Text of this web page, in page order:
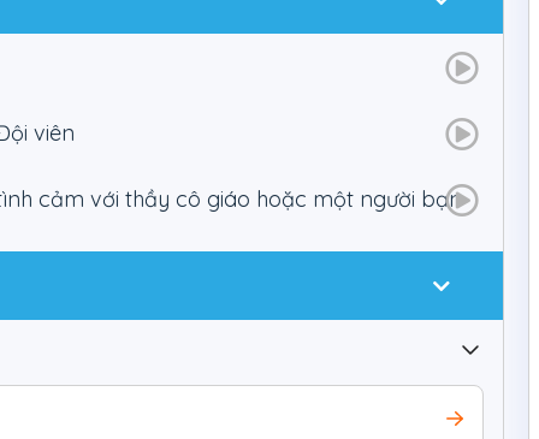
động giáo dục khác.
15 chủ điểm gần gũi, thân thuộc với học sinh.
đăng kí khóa học
viên
cảm với thầy cô giáo hoặc một người bạn